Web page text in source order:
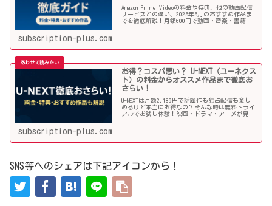
Amazon Prime Videoの料金や特典、他の動画配信
サービスとの違い、2025年5月のおすすめ作品ま
でを徹底解説！月額600円で動画・音楽・書籍ま
subscription-plus.com
お得？コスパ悪い？ U-NEXT（ユーネクス
ト）の料金からオススメ作品まで徹底お
さらい！
U-NEXTは月額2,189円で話題作も独占配信も楽し
めるけど本当にお得なの？そんな時は無料トライ
アルでお試し体験！映画・ドラマ・アニメが見放
subscription-plus.com
SNS等へのシェアは下記アイコンから！